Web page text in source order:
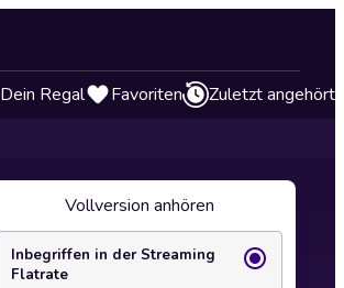
Dein Regal Favoriten Zuletzt angehört
Vollversion anhören
Inbegriffen in der Streaming
Flatrate